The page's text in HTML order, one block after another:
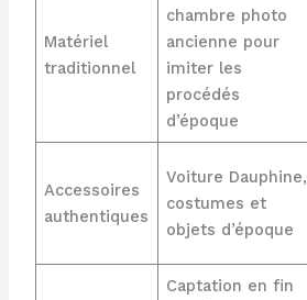
Matériel
traditionnel
chambre photo
ancienne pour
imiter les
procédés
d’époque
Accessoires
authentiques
Voiture Dauphine,
costumes et
objets d’époque
Captation en fin